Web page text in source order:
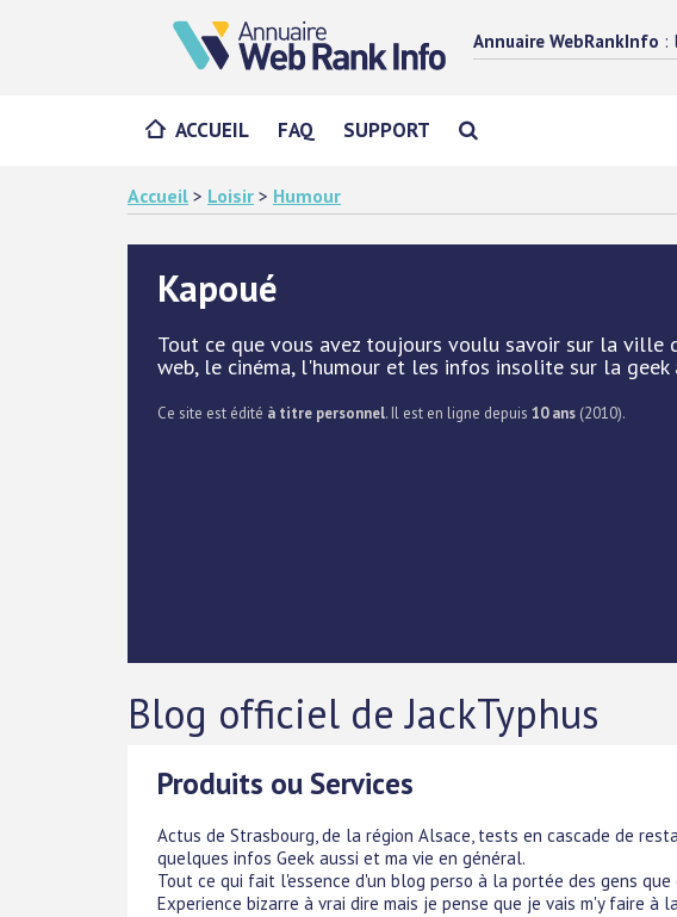
Annuaire WebRankInfo :
ACCUEIL FAQ SUPPORT
Accueil > Loisir > Humour
Kapoué
Tout ce que vous avez toujours voulu savoir sur la ville
web, le cinéma, l'humour et les infos insolite sur la
Ce site est édité à titre personnel. Il est en ligne depuis 10 ans (2010).
Blog officiel de JackTyphus
Produits ou Services
Actus de Strasbourg, de la région Alsace, tests en cascade de
quelques infos Geek aussi et ma vie en général.
Tout ce qui fait l'essence d'un blog perso à la portée des gens que
Experience bizarre à vrai dire mais je pense que je vais m'y faire à